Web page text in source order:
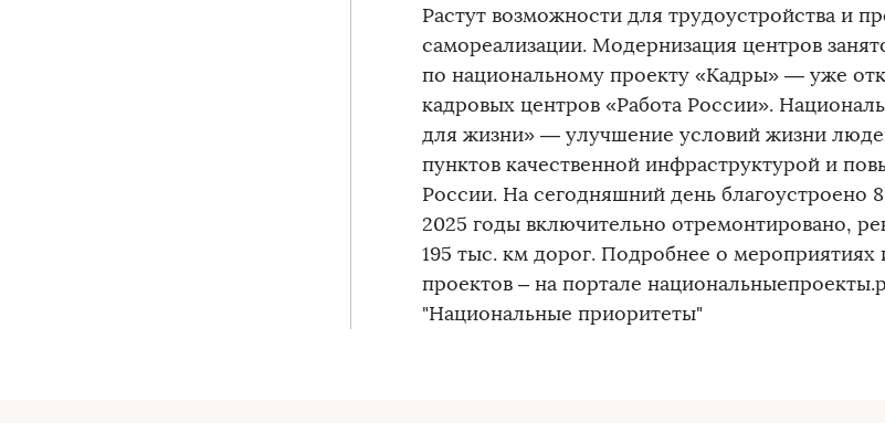
Растут возможности для трудоустройства и
самореализации. Модернизация центров
по национальному проекту «Кадры» — уже
кадровых центров «Работа России».
для жизни» — улучшение условий жизни
пунктов качественной инфраструктурой и
России. На сегодняшний день благоустроено
2025 годы включительно отремонтировано,
195 тыс. км дорог. Подробнее о мероприятиях
проектов – на портале
"Национальные приоритеты"